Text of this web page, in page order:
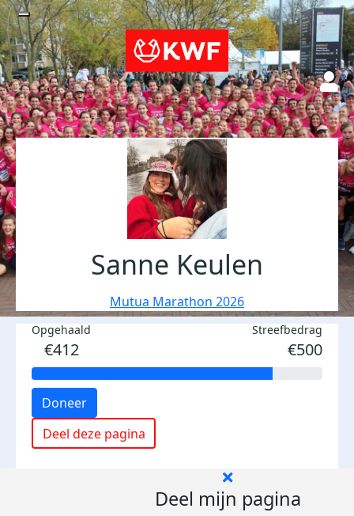
Sanne Keulen
Mutua Marathon 2026
Opgehaald
€412
Streefbedrag
€500
Doneer
Deel deze pagina
Deel mijn pagina